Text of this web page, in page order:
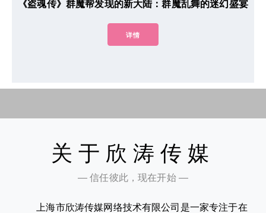
《盗魂传》群魔帮发现的新大陆：群魔乱舞的迷幻盛宴
详情
关于欣涛传媒
— 信任彼此，现在开始 —
上海市欣涛传媒网络技术有限公司是一家专注于在